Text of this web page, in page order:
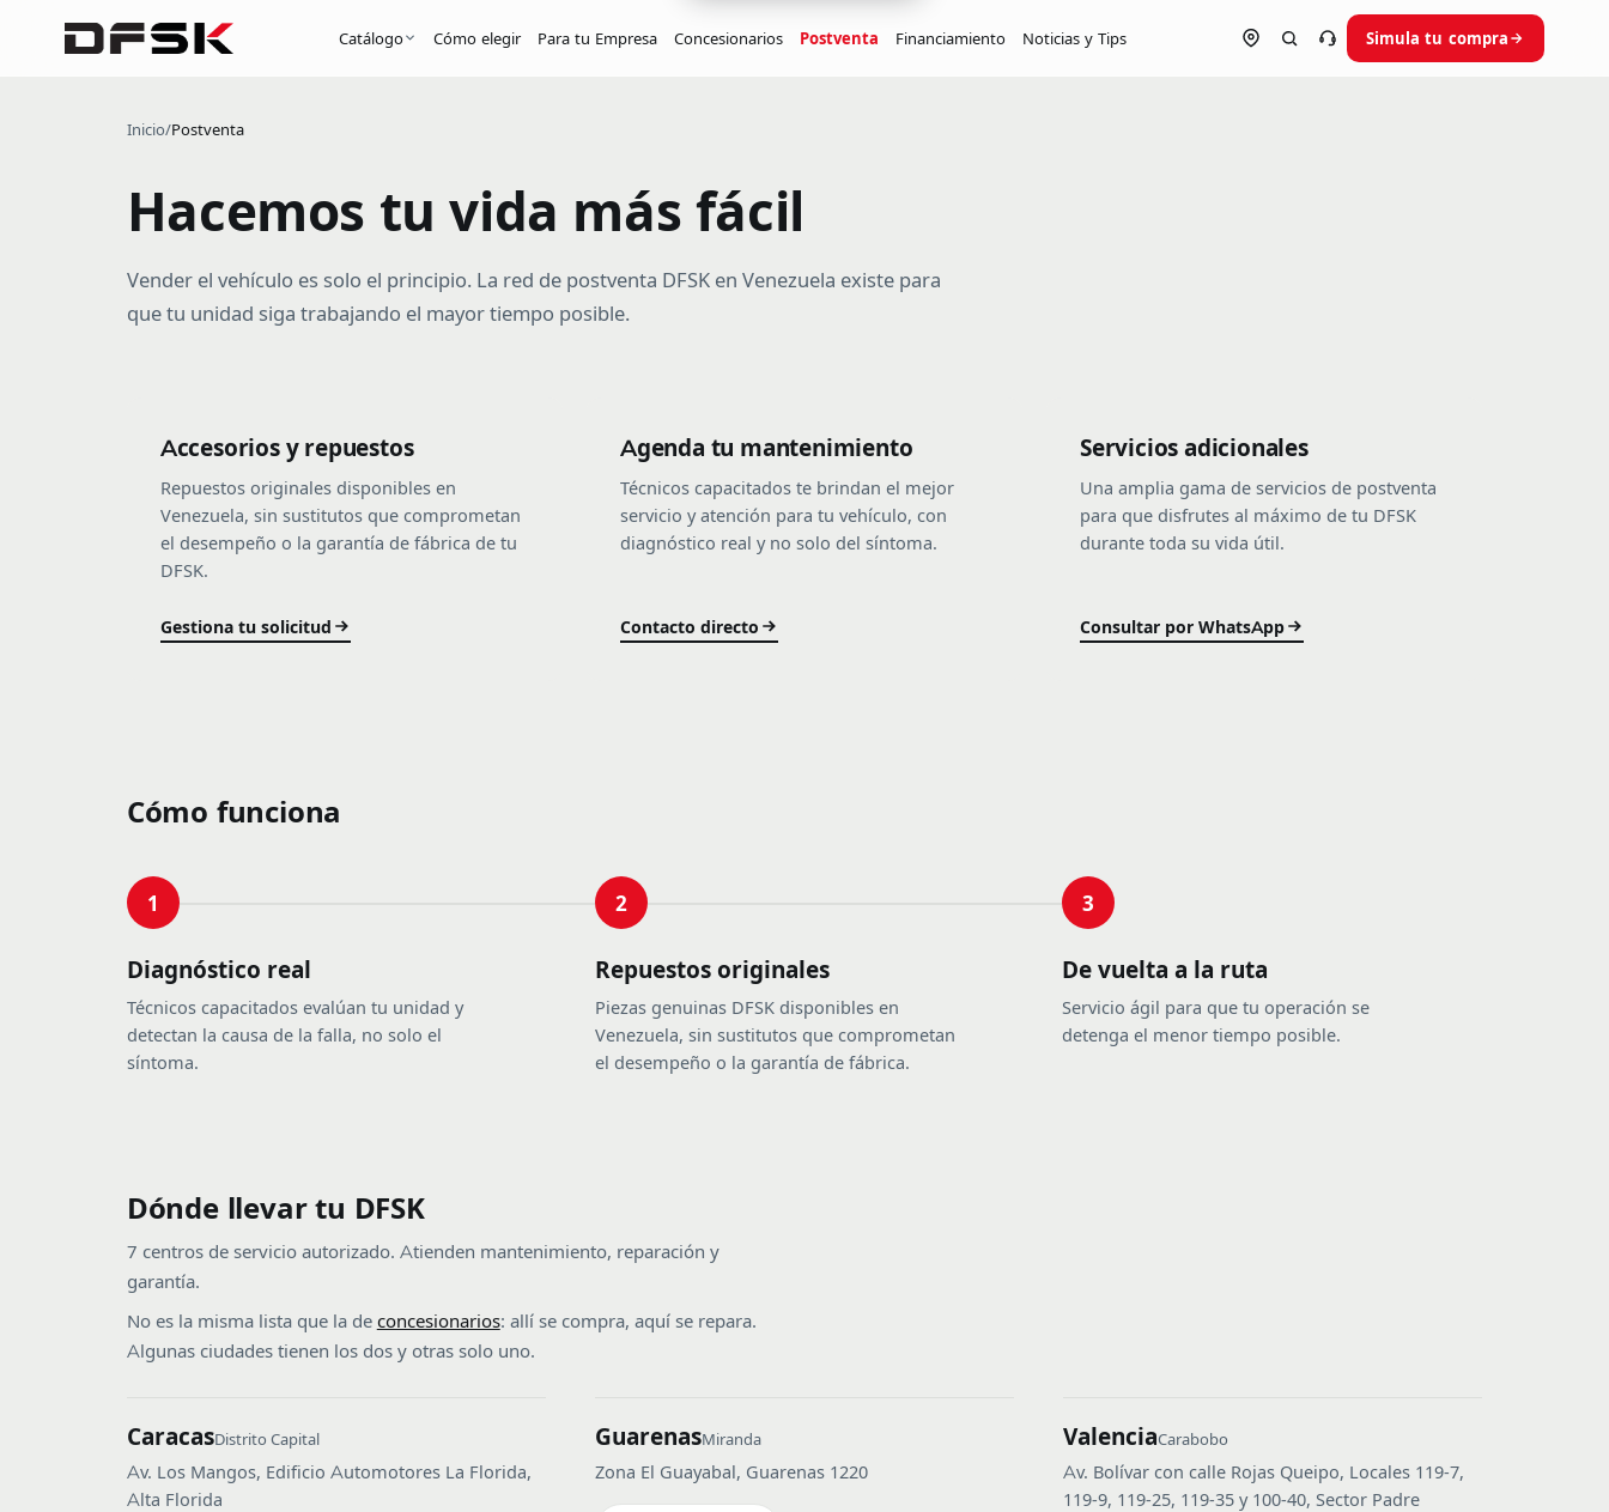
Catálogo
C32 Pick Up D1 4x4 Pick Up
Cómo elegir Para tu Empresa Concesionarios Postventa Financiamiento Noticias y Tips Ubica tu concesionario
Habla con un asesor
Simula tu compra
Inicio/Postventa
Hacemos tu vida más fácil
Vender el vehículo es solo el principio. La red de postventa DFSK en Venezuela existe para
que tu unidad siga trabajando el mayor tiempo posible.
Accesorios y repuestos
Repuestos originales disponibles en
Venezuela, sin sustitutos que comprometan
el desempeño o la garantía de fábrica de tu
DFSK.
Gestiona tu solicitud
Agenda tu mantenimiento
Técnicos capacitados te brindan el mejor
servicio y atención para tu vehículo, con
diagnóstico real y no solo del síntoma.
Contacto directo
Servicios adicionales
Una amplia gama de servicios de postventa
para que disfrutes al máximo de tu DFSK
durante toda su vida útil.
Consultar por WhatsApp
Cómo funciona
1
Diagnóstico real
Técnicos capacitados evalúan tu unidad y
detectan la causa de la falla, no solo el
síntoma.
2
Repuestos originales
Piezas genuinas DFSK disponibles en
Venezuela, sin sustitutos que comprometan
el desempeño o la garantía de fábrica.
3
De vuelta a la ruta
Servicio ágil para que tu operación se
detenga el menor tiempo posible.
Dónde llevar tu DFSK
7 centros de servicio autorizado. Atienden mantenimiento, reparación y
garantía.
No es la misma lista que la de concesionarios: allí se compra, aquí se repara.
Algunas ciudades tienen los dos y otras solo uno.
CaracasDistrito Capital
Av. Los Mangos, Edificio Automotores La Florida,
Alta Florida
GuarenasMiranda
Zona El Guayabal, Guarenas 1220
ValenciaCarabobo
Av. Bolívar con calle Rojas Queipo, Locales 119-7,
119-9, 119-25, 119-35 y 100-40, Sector Padre